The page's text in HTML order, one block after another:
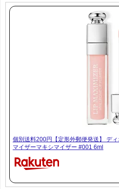
個別送料200円【定形外郵便発送】 デ
マイザーマキシマイザー #001 6ml